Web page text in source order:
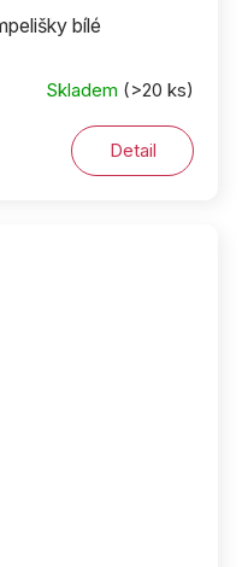
bílé
Skladem (>20 ks)
Detail